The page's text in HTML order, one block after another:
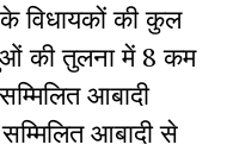
विधायकों की कुल
की तुलना में 8 कम
आबादी
आबादी से